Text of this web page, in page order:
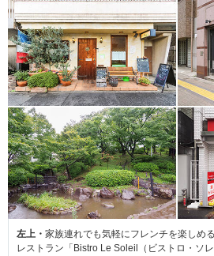
左上・ 家族連れでも気軽にフレンチを楽しめ
レストラン「Bistro Le Soleil（ビストロ・ソ